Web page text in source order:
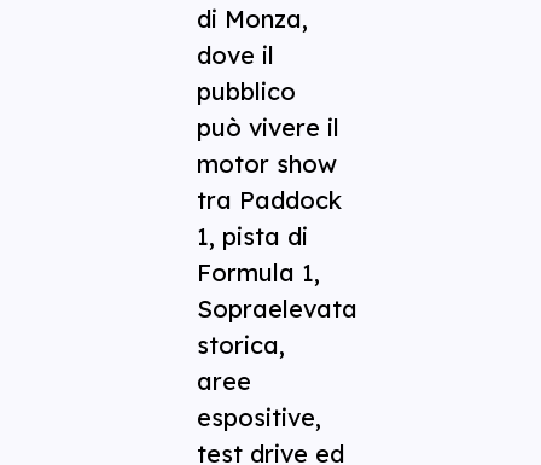
di Monza,
dove il
pubblico
può vivere il
motor show
tra Paddock
1, pista di
Formula 1,
Sopraelevata
storica,
aree
espositive,
test drive ed